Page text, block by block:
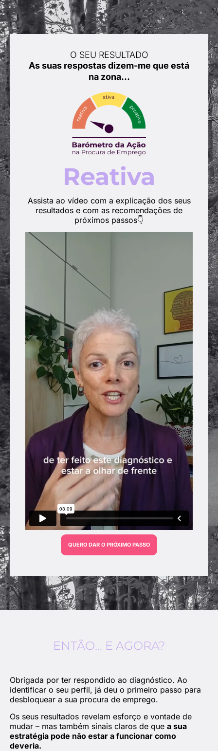
O SEU RESULTADO
As suas respostas dizem-me que está
na zona…
Reativa
Assista ao vídeo com a explicação dos seus
resultados e com as recomendações de
próximos passos👇
QUERO DAR O PRÓXIMO PASSO
ENTÃO... E AGORA?
Obrigada por ter respondido ao diagnóstico. Ao
identificar o seu perfil, já deu o primeiro passo para
desbloquear a sua procura de emprego.
Os seus resultados revelam esforço e vontade de
mudar – mas também sinais claros de que a sua
estratégia pode não estar a funcionar como
deveria.